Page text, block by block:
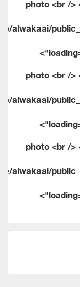
alwakaai/
alwakaai/
alwakaai/